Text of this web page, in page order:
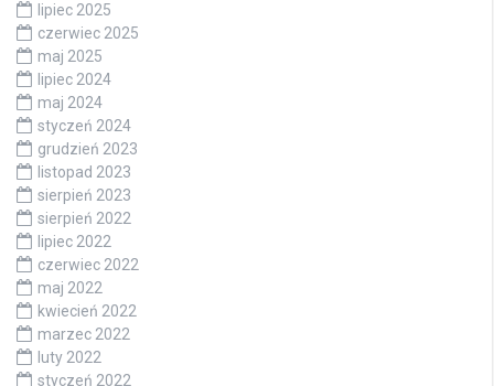
lipiec 2025
czerwiec 2025
maj 2025
lipiec 2024
maj 2024
styczeń 2024
grudzień 2023
listopad 2023
sierpień 2023
sierpień 2022
lipiec 2022
czerwiec 2022
maj 2022
kwiecień 2022
marzec 2022
luty 2022
styczeń 2022